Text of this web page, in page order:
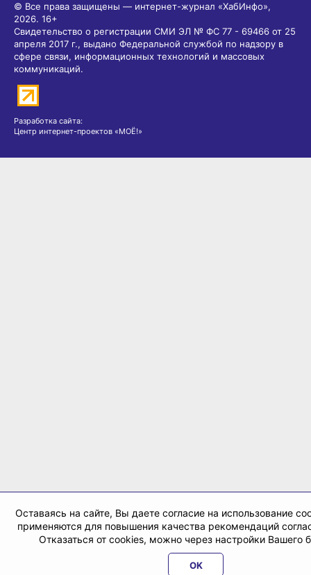
© Все права защищены — интернет-журнал «ХабИнфо»,
2026. 16+
Свидетельство о регистрации СМИ ЭЛ № ФС 77 - 69466 от 25
апреля 2017 г., выдано Федеральной службой по надзору в
сфере связи, информационных технологий и массовых
коммуникаций.
Разработка сайта:
Центр интернет-проектов «МОЁ!»
Оставаясь на сайте, Вы даете согласие на использование
применяются для повышения качества рекомендаций
Отказаться от cookies, можно через настройки Вашего
OK